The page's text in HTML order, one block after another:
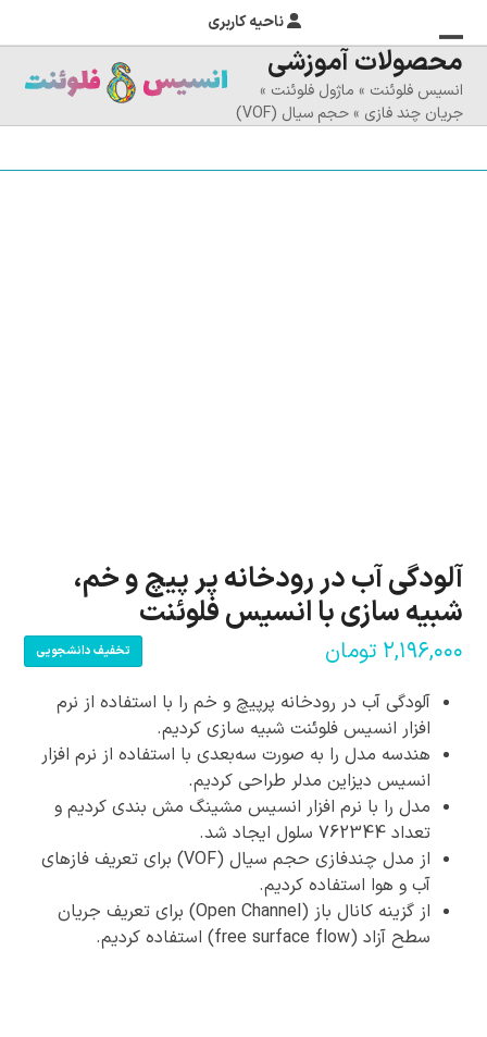
ناحیه کاربری
منوی
موبایل
را
تغییر
بستن
منوی
موبایل
محصولات آموزشی
انسیس فلوئنت » ماژول فلوئنت »
جریان چند فازی »حجم سیال (VOF)
آلودگی آب در رودخانه پر پیچ و خم،
شبیه سازی با انسیس فلوئنت
۲,۱۹۶,۰۰۰ تومان تخفیف دانشجویی
آلودگی آب در رودخانه پرپیچ و خم را با استفاده از نرم
افزار انسیس فلوئنت شبیه سازی کردیم.
هندسه مدل را به صورت سه‌بعدی با استفاده از نرم افزار
انسیس دیزاین مدلر طراحی کردیم.
مدل را با نرم افزار انسیس مشینگ مش بندی کردیم و
تعداد 762344 سلول ایجاد شد.
از مدل چندفازی حجم سیال (VOF) برای تعریف فازهای
آب و هوا استفاده کردیم.
از گزینه کانال باز (Open Channel) برای تعریف جریان
سطح آزاد (free surface flow) استفاده کردیم.